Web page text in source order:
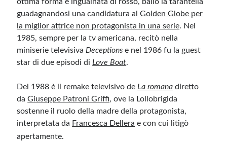
guadagnandosi una candidatura al Golden Globe per
la miglior attrice non protagonista in una serie. Nel
1985, sempre per la tv americana, recitò nella
miniserie televisiva Deceptions e nel 1986 fu la guest
star di due episodi di Love Boat.
Del 1988 è il remake televisivo de La romana diretto
da Giuseppe Patroni Griffi, ove la Lollobrigida
sostenne il ruolo della madre della protagonista,
interpretata da Francesca Dellera e con cui litigò
apertamente.